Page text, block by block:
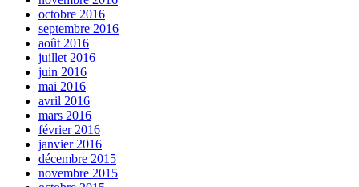
octobre 2016
septembre 2016
août 2016
juillet 2016
juin 2016
mai 2016
avril 2016
mars 2016
février 2016
janvier 2016
décembre 2015
novembre 2015